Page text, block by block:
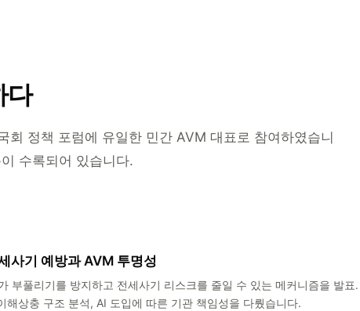
다
회 정책 포럼에 유일한 민간 AVM 대표로 참여하였습니
수록되어 있습니다.
사기 예방과 AVM 투명성
부풀리기를 방지하고 전세사기 리스크를 줄일 수 있는 메커니즘을 발표.
해상충 구조 분석, AI 도입에 따른 기관 책임성을 다뤘습니다.